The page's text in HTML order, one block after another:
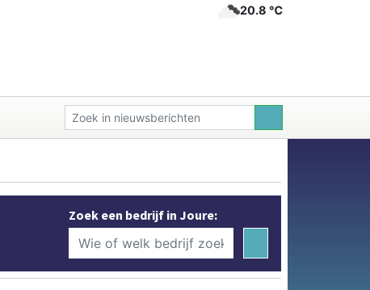
20.8 ℃
Zoek een bedrijf in Joure: